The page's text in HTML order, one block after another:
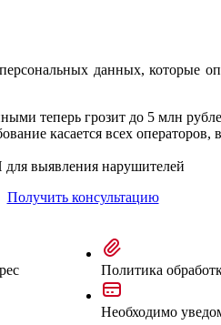
данных,
теперь грозит до 5 млн
касается всех операторов,
для выявления нарушителей
Получить консультацию
Политика
Необходимо